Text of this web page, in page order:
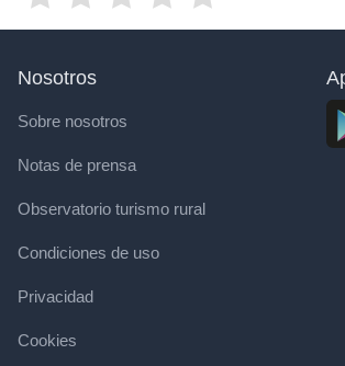
Nosotros
Sobre nosotros
Notas de prensa
Observatorio turismo rural
Condiciones de uso
Privacidad
Cookies